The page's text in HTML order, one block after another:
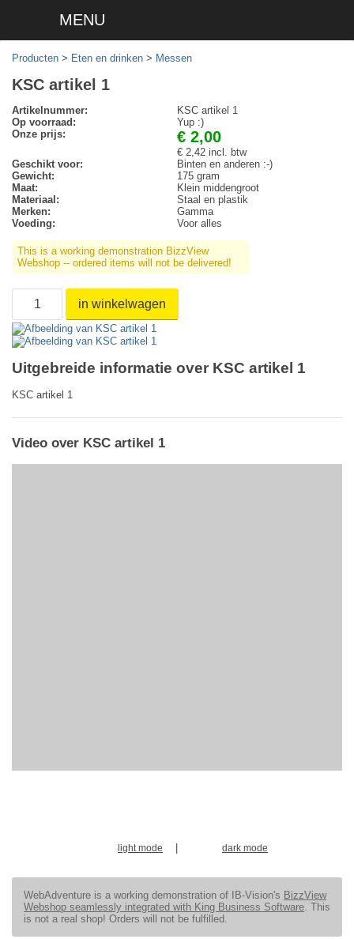
MENU
Producten > Eten en drinken > Messen
KSC artikel 1
Artikelnummer:
KSC artikel 1
Op voorraad:
Yup :)
Onze prijs:
€ 2,00
€ 2,42 incl. btw
Geschikt voor:
Binten en anderen :-)
Gewicht:
175 gram
Maat:
Klein middengroot
Materiaal:
Staal en plastik
Merken:
Gamma
Voeding:
Voor alles
This is a working demonstration BizzView
Webshop -- ordered items will not be delivered!
in winkelwagen
Uitgebreide informatie over KSC artikel 1
KSC artikel 1
Video over KSC artikel 1
light mode dark mode
WebAdventure is a working demonstration of IB-Vision's BizzView
Webshop seamlessly integrated with King Business Software. This
is not a real shop! Orders will not be fulfilled.